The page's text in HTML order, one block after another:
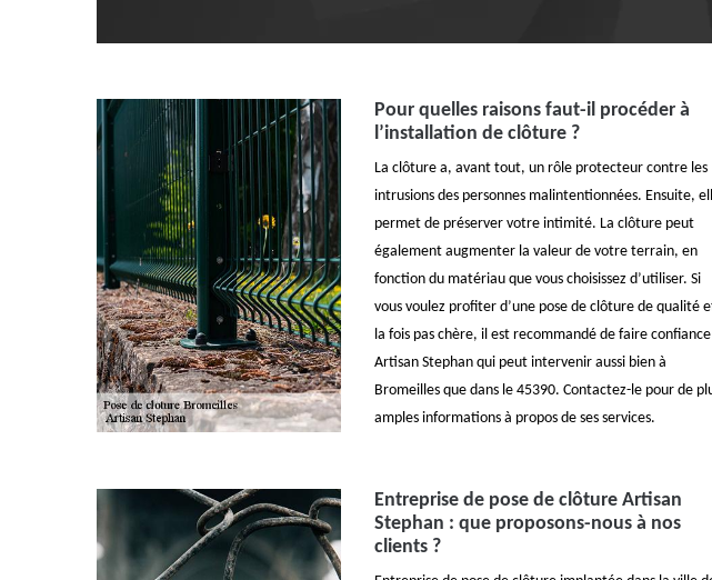
Pour quelles raisons faut-il procéder à
l’installation de clôture ?
La clôture a, avant tout, un rôle protecteur contre les
intrusions des personnes malintentionnées. Ensuite,
permet de préserver votre intimité. La clôture peut
également augmenter la valeur de votre terrain, en
fonction du matériau que vous choisissez d’utiliser. Si
vous voulez profiter d’une pose de clôture de qualité
la fois pas chère, il est recommandé de faire confiance
Artisan Stephan qui peut intervenir aussi bien à
Bromeilles que dans le 45390. Contactez-le pour de
amples informations à propos de ses services.
Entreprise de pose de clôture Artisan
Stephan : que proposons-nous à nos
clients ?